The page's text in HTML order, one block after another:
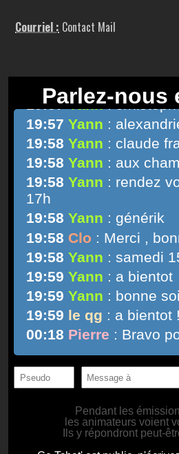
Courriel : Contact Mail